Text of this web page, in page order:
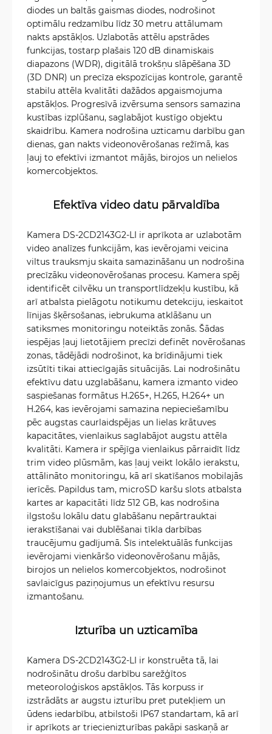
diodes un baltās gaismas diodes, nodrošinot
optimālu redzamību līdz 30 metru attālumam
nakts apstākļos. Uzlabotās attēlu apstrādes
funkcijas, tostarp plašais 120 dB dinamiskais
diapazons (WDR), digitālā trokšņu slāpēšana 3D
(3D DNR) un precīza ekspozīcijas kontrole, garantē
stabilu attēla kvalitāti dažādos apgaismojuma
apstākļos. Progresīvā izvērsuma sensors samazina
kustības izplūšanu, saglabājot kustīgo objektu
skaidrību. Kamera nodrošina uzticamu darbību gan
dienas, gan nakts videonovērošanas režīmā, kas
ļauj to efektīvi izmantot mājās, birojos un nelielos
komercobjektos.
Efektīva video datu pārvaldība
Kamera DS-2CD2143G2-LI ir aprīkota ar uzlabotām
video analīzes funkcijām, kas ievērojami veicina
viltus trauksmju skaita samazināšanu un nodrošina
precīzāku videonovērošanas procesu. Kamera spēj
identificēt cilvēku un transportlīdzekļu kustību, kā
arī atbalsta pielāgotu notikumu detekciju, ieskaitot
līnijas šķērsošanas, iebrukuma atklāšanu un
satiksmes monitoringu noteiktās zonās. Šādas
iespējas ļauj lietotājiem precīzi definēt novērošanas
zonas, tādējādi nodrošinot, ka brīdinājumi tiek
izsūtīti tikai attiecīgajās situācijās. Lai nodrošinātu
efektīvu datu uzglabāšanu, kamera izmanto video
saspiešanas formātus H.265+, H.265, H.264+ un
H.264, kas ievērojami samazina nepieciešamību
pēc augstas caurlaidspējas un lielas krātuves
kapacitātes, vienlaikus saglabājot augstu attēla
kvalitāti. Kamera ir spējīga vienlaikus pārraidīt līdz
trim video plūsmām, kas ļauj veikt lokālo ierakstu,
attālināto monitoringu, kā arī skatīšanos mobilajās
ierīcēs. Papildus tam, microSD karšu slots atbalsta
kartes ar kapacitāti līdz 512 GB, kas nodrošina
ilgstošu lokālu datu glabāšanu nepārtrauktai
ierakstīšanai vai dublēšanai tīkla darbības
traucējumu gadījumā. Šīs intelektuālās funkcijas
ievērojami vienkāršo videonovērošanu mājās,
birojos un nelielos komercobjektos, nodrošinot
savlaicīgus paziņojumus un efektīvu resursu
izmantošanu.
Izturība un uzticamība
Kamera DS-2CD2143G2-LI ir konstruēta tā, lai
nodrošinātu drošu darbību sarežģītos
meteoroloģiskos apstākļos. Tās korpuss ir
izstrādāts ar augstu izturību pret putekļiem un
ūdens iedarbību, atbilstoši IP67 standartam, kā arī
ir aprīkots ar triecienizturības pakāpi saskaņā ar